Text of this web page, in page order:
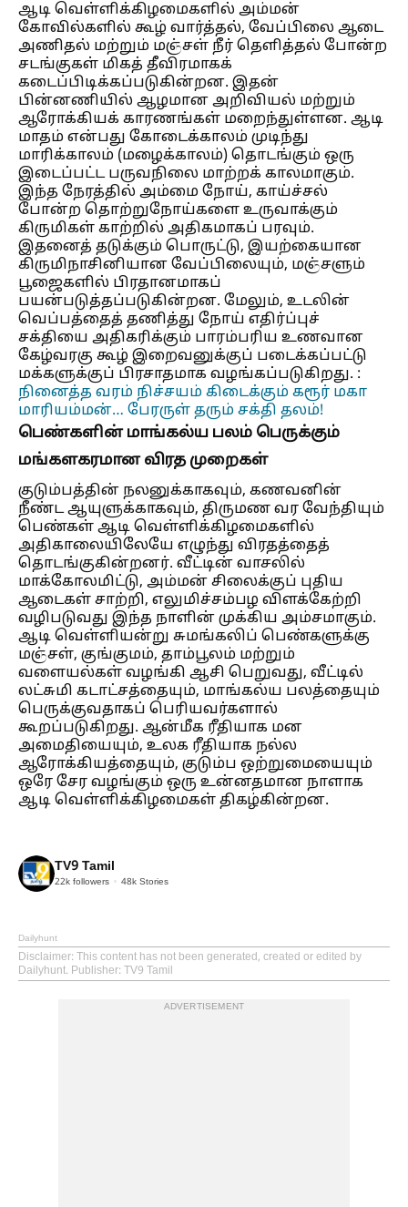
ஆடி வெள்ளிக்கிழமைகளில் அம்மன்
கோவில்களில் கூழ் வார்த்தல், வேப்பிலை ஆடை
அணிதல் மற்றும் மஞ்சள் நீர் தெளித்தல் போன்ற
சடங்குகள் மிகத் தீவிரமாகக்
கடைப்பிடிக்கப்படுகின்றன. இதன்
பின்னணியில் ஆழமான அறிவியல் மற்றும்
ஆரோக்கியக் காரணங்கள் மறைந்துள்ளன. ஆடி
மாதம் என்பது கோடைக்காலம் முடிந்து
மாரிக்காலம் (மழைக்காலம்) தொடங்கும் ஒரு
இடைப்பட்ட பருவநிலை மாற்றக் காலமாகும்.
இந்த நேரத்தில் அம்மை நோய், காய்ச்சல்
போன்ற தொற்றுநோய்களை உருவாக்கும்
கிருமிகள் காற்றில் அதிகமாகப் பரவும்.
இதனைத் தடுக்கும் பொருட்டு, இயற்கையான
கிருமிநாசினியான வேப்பிலையும், மஞ்சளும்
பூஜைகளில் பிரதானமாகப்
பயன்படுத்தப்படுகின்றன. மேலும், உடலின்
வெப்பத்தைத் தணித்து நோய் எதிர்ப்புச்
சக்தியை அதிகரிக்கும் பாரம்பரிய உணவான
கேழ்வரகு கூழ் இறைவனுக்குப் படைக்கப்பட்டு
மக்களுக்குப் பிரசாதமாக வழங்கப்படுகிறது. :
நினைத்த வரம் நிச்சயம் கிடைக்கும் கரூர் மகா
மாரியம்மன்… பேரருள் தரும் சக்தி தலம்!
பெண்களின் மாங்கல்ய பலம் பெருக்கும்
மங்களகரமான விரத முறைகள்
குடும்பத்தின் நலனுக்காகவும், கணவனின்
நீண்ட ஆயுளுக்காகவும், திருமண வர வேந்தியும்
பெண்கள் ஆடி வெள்ளிக்கிழமைகளில்
அதிகாலையிலேயே எழுந்து விரதத்தைத்
தொடங்குகின்றனர். வீட்டின் வாசலில்
மாக்கோலமிட்டு, அம்மன் சிலைக்குப் புதிய
ஆடைகள் சாற்றி, எலுமிச்சம்பழ விளக்கேற்றி
வழிபடுவது இந்த நாளின் முக்கிய அம்சமாகும்.
ஆடி வெள்ளியன்று சுமங்கலிப் பெண்களுக்கு
மஞ்சள், குங்குமம், தாம்பூலம் மற்றும்
வளையல்கள் வழங்கி ஆசி பெறுவது, வீட்டில்
லட்சுமி கடாட்சத்தையும், மாங்கல்ய பலத்தையும்
பெருக்குவதாகப் பெரியவர்களால்
கூறப்படுகிறது. ஆன்மீக ரீதியாக மன
அமைதியையும், உலக ரீதியாக நல்ல
ஆரோக்கியத்தையும், குடும்ப ஒற்றுமையையும்
ஒரே சேர வழங்கும் ஒரு உன்னதமான நாளாக
ஆடி வெள்ளிக்கிழமைகள் திகழ்கின்றன.
TV9 Tamil
22k followers 48k Stories
Dailyhunt
Disclaimer: This content has not been generated, created or edited by
Dailyhunt. Publisher: TV9 Tamil
ADVERTISEMENT